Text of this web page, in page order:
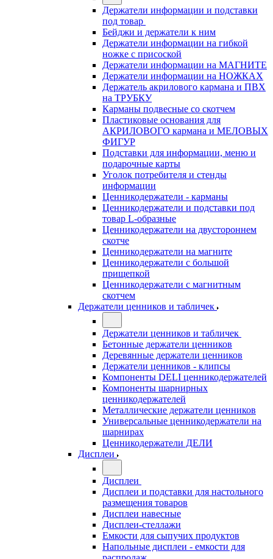
Держатели информации и подставки
под товар
Бейджи и держатели к ним
Держатели информации на гибкой
ножке с присоской
Держатели информации на МАГНИТЕ
Держатели информации на НОЖКАХ
Держатель акрилового кармана и ПВХ
на ТРУБКУ
Карманы подвесные со скотчем
Пластиковые основания для
АКРИЛОВОГО кармана и МЕЛОВЫХ
ФИГУР
Подставки для информации, меню и
подарочные карты
Уголок потребителя и стенды
информации
Ценникодержатели - карманы
Ценникодержатели и подставки под
товар L-образные
Ценникодержатели на двустороннем
скотче
Ценникодержатели на магните
Ценникодержатели с большой
прищепкой
Ценникодержатели с магнитным
скотчем
Держатели ценников и табличек
Держатели ценников и табличек
Бетонные держатели ценников
Деревянные держатели ценников
Держатели ценников - клипсы
Компоненты DELI ценникодержателей
Компоненты шарнирных
ценникодержателей
Металлические держатели ценников
Универсальные ценникодержатели на
шарнирах
Ценникодержатели ДЕЛИ
Дисплеи
Дисплеи
Дисплеи и подставки для настольного
размещения товаров
Дисплеи навесные
Дисплеи-стеллажи
Емкости для сыпучих продуктов
Напольные дисплеи - емкости для